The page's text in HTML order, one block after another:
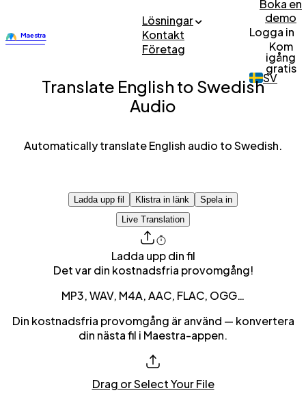
Lösningar
Kontakt
Företag
Boka en
demo
Logga in
Kom
igång
gratis
SV
Translate English to Swedish
Audio
Automatically translate English audio to Swedish.
Ladda upp fil Klistra in länk
Spela in
Live Translation
Ladda upp din fil
Det var din kostnadsfria provomgång!
MP3, WAV, M4A, AAC, FLAC, OGG…
Din kostnadsfria provomgång är använd — konvertera
din nästa fil i Maestra-appen.
Drag or Select Your File